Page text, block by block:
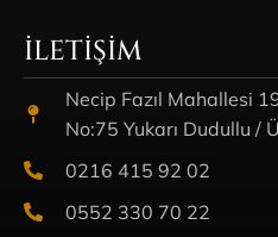
İLETIŞIM
Necip Fazıl Mahallesi
No:75 Yukarı Dudullu /
0216 415 92 02
0552 330 70 22